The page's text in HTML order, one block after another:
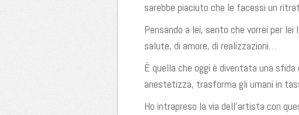
sarebbe piaciuto che le facessi un
Pensando a lei, sento che vorrei per
salute, di amore, di realizzazioni…
È quella che oggi è diventata una
anestetizza, trasforma gli umani in
Ho intrapreso la via dell’artista con